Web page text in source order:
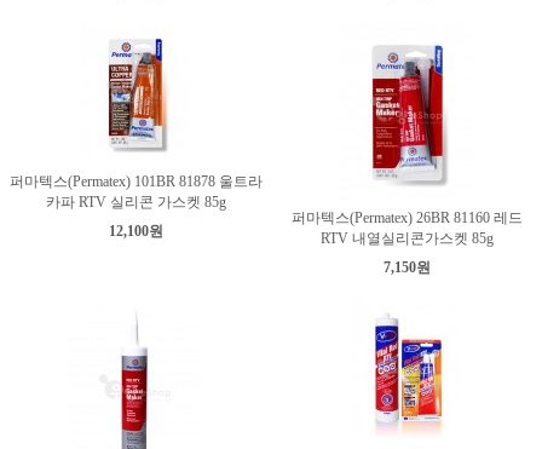
퍼마텍스(Permatex) 101BR 81878 울트라
카파 RTV 실리콘 가스켓 85g
12,100원
퍼마텍스(Permatex) 26BR 81160 레드
RTV 내열실리콘가스켓 85g
7,150원